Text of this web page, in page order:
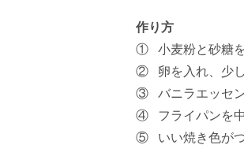
作り方
① 小麦粉と砂糖を
② 卵を入れ、少し
③ バニラエッセン
④ フライパンを中
⑤ いい焼き色がつ